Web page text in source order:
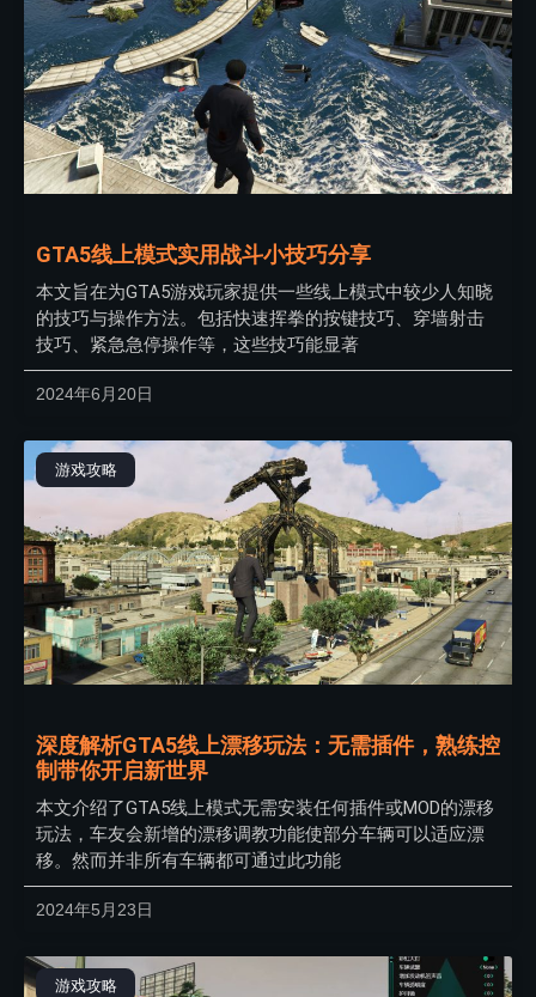
GTA5线上模式实用战斗小技巧分享
本文旨在为GTA5游戏玩家提供一些线上模式中较少人知晓
的技巧与操作方法。包括快速挥拳的按键技巧、穿墙射击
技巧、紧急急停操作等，这些技巧能显著
2024年6月20日
游戏攻略
深度解析GTA5线上漂移玩法：无需插件，熟练控
制带你开启新世界
本文介绍了GTA5线上模式无需安装任何插件或MOD的漂移
玩法，车友会新增的漂移调教功能使部分车辆可以适应漂
移。然而并非所有车辆都可通过此功能
2024年5月23日
游戏攻略